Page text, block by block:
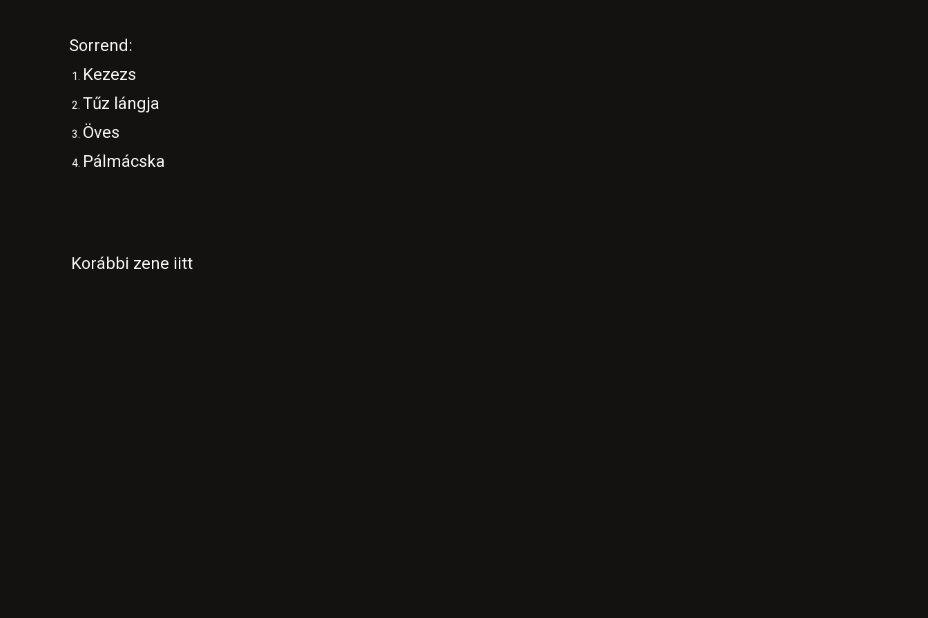
Sorrend:
Kezezs
Tűz lángja
Öves
Pálmácska
Korábbi zene iitt